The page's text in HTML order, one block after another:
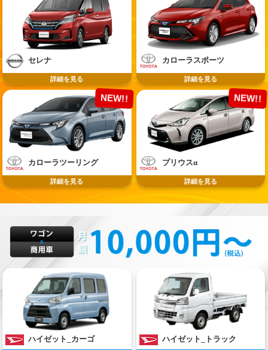
セレナ
詳細を見る
カローラスポーツ
詳細を見る
カローラツーリング
NEW!!
詳細を見る
プリウスα
NEW!!
詳細を見る
ハイゼット_カーゴ ハイゼット_トラック